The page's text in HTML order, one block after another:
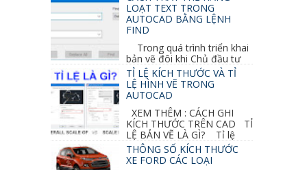
thêm các vấn đề và...LOẠT TEXT TRONG
AUTOCAD BẰNG LỆNH
FIND
Trong quá trình triển khai
bản vẽ đôi khi Chủ đầu tư
thay đổi thiết kế hoặc do bản vẽ mình ghi chú
sai mục nào đó...
TỈ LỆ KÍCH THƯỚC VÀ TỈ
LỆ HÌNH VẼ TRONG
AUTOCAD
XEM THÊM : CÁCH GHI
KÍCH THƯỚC TRÊN CAD TỈ
LỆ BẢN VẼ LÀ GÌ? Tỉ lệ
của hình vẽ trong bản vẽ thiết kế kiến trúc...
THÔNG SỐ KÍCH THƯỚC
XE FORD CÁC LOẠI